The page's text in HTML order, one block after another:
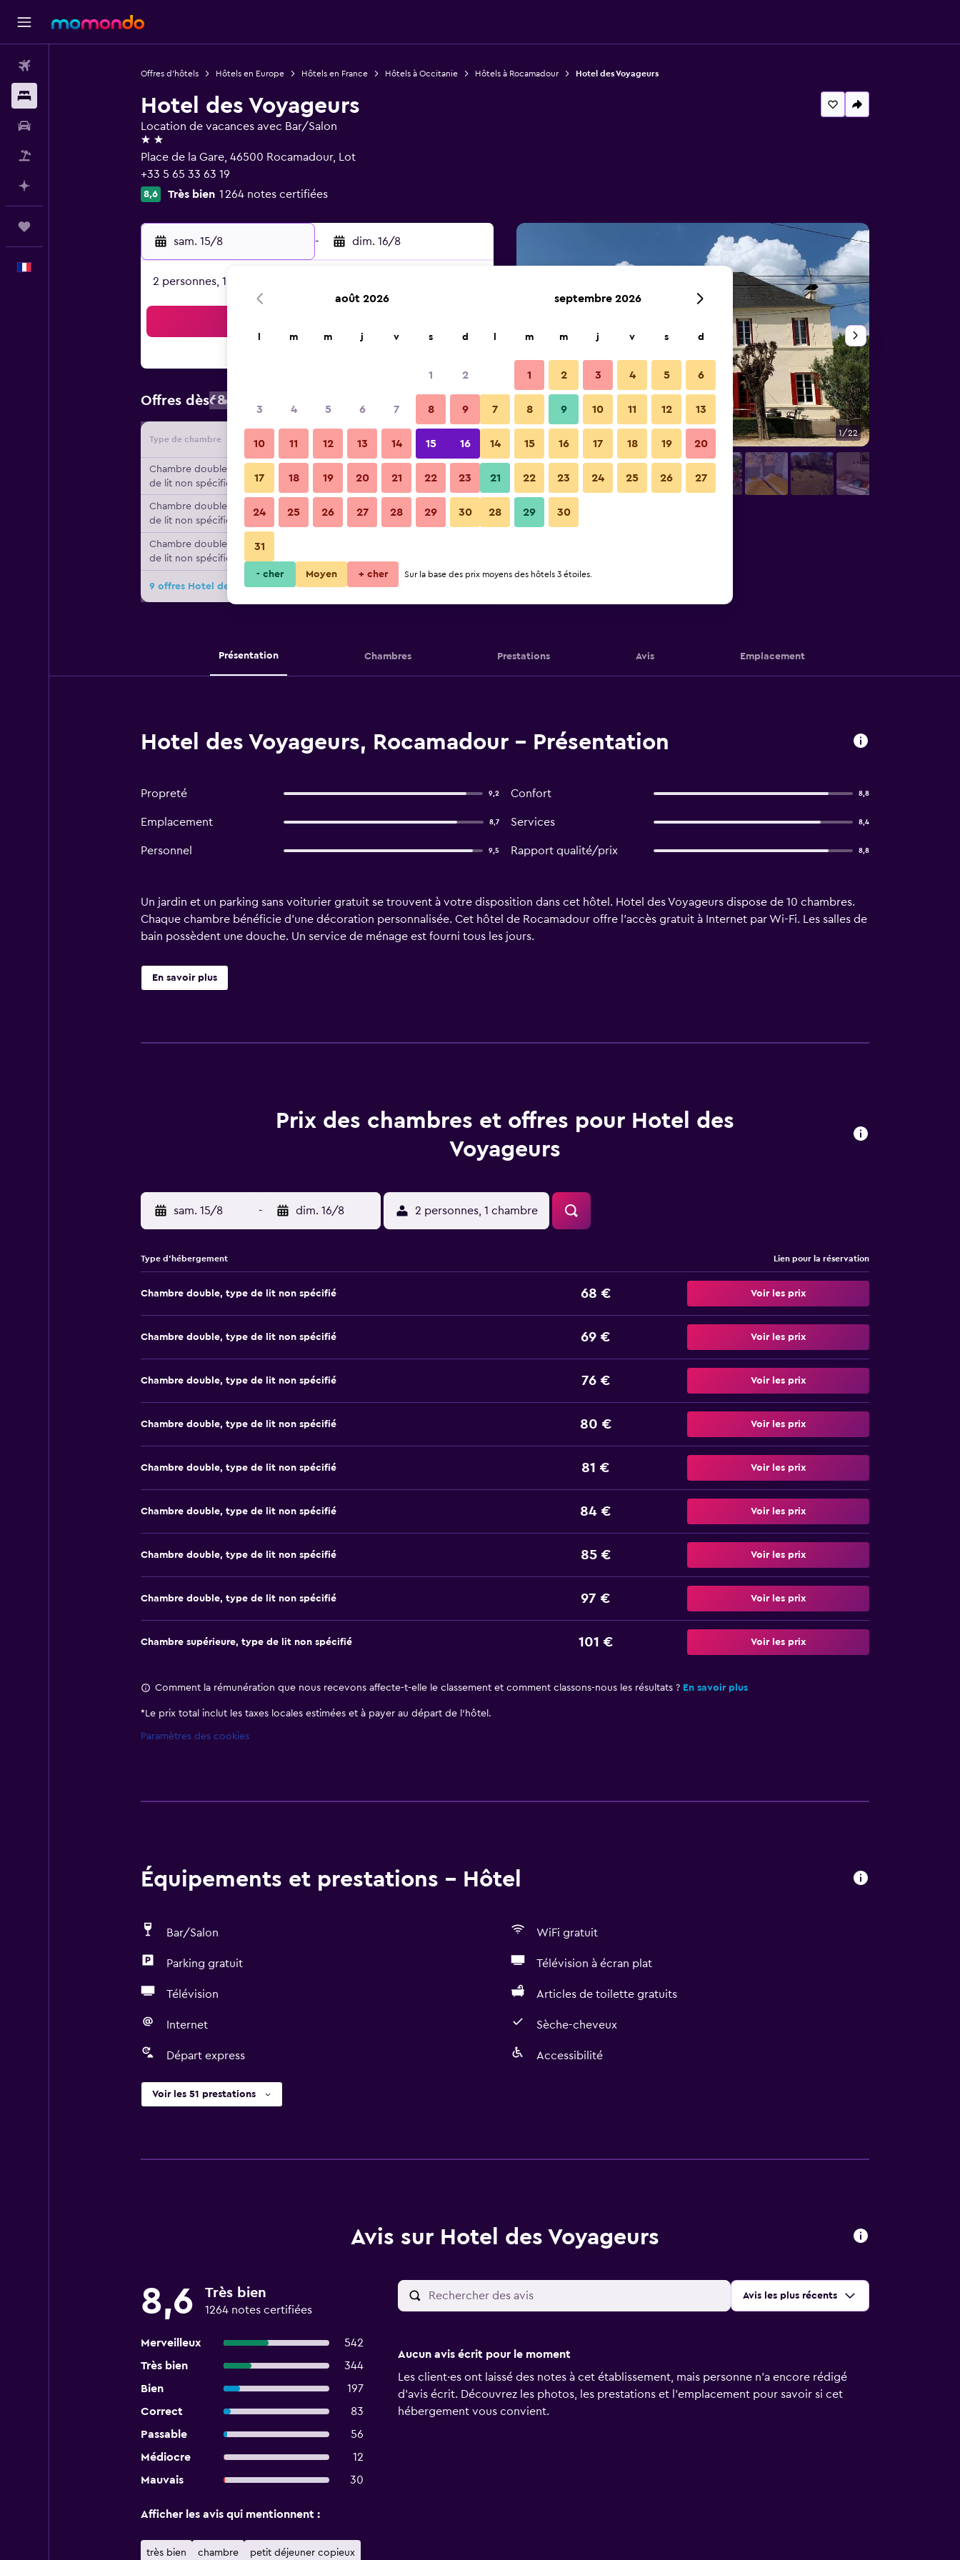
Offres d’hôtels Hôtels en Europe Hôtels en France Hôtels à Occitanie Hôtels à Rocamadour Hotel des Voyageurs
Hotel des Voyageurs
Location de vacances avec Bar/Salon
2 étoiles
Place de la Gare, 46500 Rocamadour, Lot
+33 5 65 33 63 19
8,6 Très bien 1 264 notes certifiées
sam. 15/8 - dim. 16/8
2 personnes, 1 chambre
Offres dès68 €
Type de chambre Fournisseur Total par nuit
Chambre double, type
de lit non spécifié
68 € Voir l’offre
Chambre double, type
de lit non spécifié
69 € Voir l’offre
Chambre double, type
de lit non spécifié
9 offres Hotel des Voyageurs de plus
Bâtiment 1/22
Photos de Hotel des Voyageurs
Présentation Chambres Prestations Avis Emplacement
Hotel des Voyageurs, Rocamadour - Présentation
Propreté 9,2 Confort 8,8
Emplacement 8,7 Services 8,4
Personnel 9,5 Rapport qualité/prix 8,8
Un jardin et un parking sans voiturier gratuit se trouvent à votre disposition dans cet hôtel. Hotel des Voyageurs dispose de 10 chambres.
Chaque chambre bénéficie d'une décoration personnalisée. Cet hôtel de Rocamadour offre l'accès gratuit à Internet par Wi-Fi. Les salles de
bain possèdent une douche. Un service de ménage est fourni tous les jours.
En savoir plus
Prix des chambres et offres pour Hotel des
Voyageurs
sam. 15/8 - dim. 16/8 2 personnes, 1 chambre
Type d’hébergement Lien pour la réservation
Chambre double, type de lit non spécifié 68 € Voir les prix
Chambre double, type de lit non spécifié 69 € Voir les prix
Chambre double, type de lit non spécifié 76 € Voir les prix
Chambre double, type de lit non spécifié 80 € Voir les prix
Chambre double, type de lit non spécifié 81 € Voir les prix
Chambre double, type de lit non spécifié 84 € Voir les prix
Chambre double, type de lit non spécifié 85 € Voir les prix
Chambre double, type de lit non spécifié 97 € Voir les prix
Chambre supérieure, type de lit non spécifié 101 € Voir les prix
Comment la rémunération que nous recevons affecte-t-elle le classement et comment classons-nous les résultats ? En savoir plus
* Le prix total inclut les taxes locales estimées et à payer au départ de l’hôtel.
Paramètres des cookies
Équipements et prestations - Hôtel
Bar/Salon WiFi gratuit
Parking gratuit Télévision à écran plat
Télévision Articles de toilette gratuits
Internet Sèche-cheveux
Départ express Accessibilité
Voir les 51 prestations
Avis sur Hotel des Voyageurs
8,6 Très bien
1264 notes certifiées
Merveilleux
542
Très bien
344
Bien
197
Correct
83
Passable
56
Médiocre
12
Mauvais
30
Trier par:
Avis les plus récents
Afficher les avis qui mentionnent :
très bien chambre petit déjeuner copieux
Aucun avis écrit pour le moment
Les client·es ont laissé des notes à cet établissement, mais personne n’a encore rédigé
d’avis écrit. Découvrez les photos, les prestations et l’emplacement pour savoir si cet
hébergement vous convient.
août 2026
m m j v s d
1 2
3 4 5 6 7 8 9
10 11 12 13 14 15 16
17 18 19 20 21 22 23
24 25 26 27 28 29 30
31
septembre 2026
m m j v s d
1 2 3 4 5 6
7 8 9 10 11 12 13
14 15 16 17 18 19 20
21 22 23 24 25 26 27
28 29 30
- cher Moyen + cher Sur la base des prix moyens des hôtels 3 étoiles.